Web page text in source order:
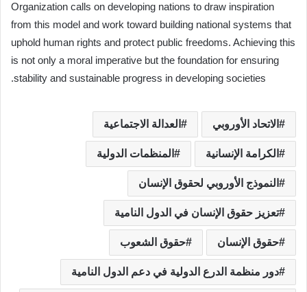
Organization calls on developing nations to draw inspiration
from this model and work toward building national systems that
uphold human rights and protect public freedoms. Achieving this
is not only a moral imperative but the foundation for ensuring
stability and sustainable progress in developing societies.
الاتحاد الأوروبي العدالة الاجتماعية
الكرامة الإنسانية المنظمات الدولية
النموذج الأوروبي لحقوق الإنسان
تعزيز حقوق الإنسان في الدول النامية
حقوق الإنسان حقوق الشعوب
دور منظمة الدرع الدولية في دعم الدول النامية